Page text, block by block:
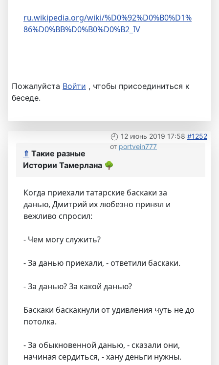
ru.wikipedia.org/wiki/%D0%92%D0%B0%D1%
86%D0%BB%D0%B0%D0%B2_IV
Пожалуйста Войти , чтобы присоединиться к
беседе.
12 июнь 2019 17:58 #1252
от portvein777
⇑ Такие разные
Истории Тамерлана 🌳
Когда приехали татарские баскаки за
данью, Дмитрий их любезно принял и
вежливо спросил:
- Чем могу служить?
- За данью приехали, - ответили баскаки.
- За данью? За какой данью?
Баскаки баскакнули от удивления чуть не до
потолка.
- За обыкновенной данью, - сказали они,
начиная сердиться, - хану деньги нужны.